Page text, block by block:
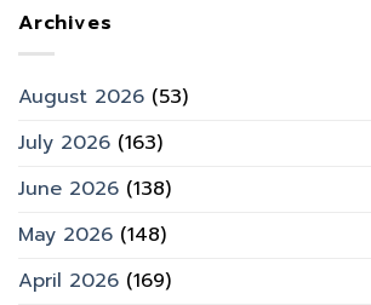
Archives
August 2026 (53)
July 2026 (163)
June 2026 (138)
May 2026 (148)
April 2026 (169)